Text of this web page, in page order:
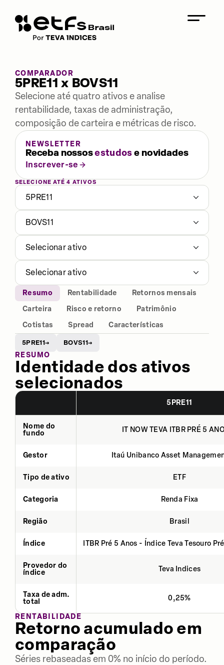
COMPARADOR
5PRE11 x BOVS11
Selecione até quatro ativos e analise
rentabilidade, taxas de administração,
composição de carteira e métricas de risco.
NEWSLETTER
Receba nossosestudose novidades
Inscrever-se
SELECIONE ATÉ 4 ATIVOS
5PRE11
BOVS11
Selecionar ativo
Selecionar ativo
Resumo Rentabilidade
Retornos mensais
Carteira
Risco e retorno
Patrimônio
Cotistas
Spread Características
5PRE11→ BOVS11→
RESUMO
Identidade dos ativos
selecionados
5PRE11
Nome do
fundo
IT NOW TEVA ITBR PRÉ 5
Gestor Itaú Unibanco Asset
Tipo de ativo ETF
Categoria Renda Fixa
Região Brasil
Índice ITBR Pré 5 Anos - Índice Teva Tesouro
Provedor do
índice
Teva Indices
Taxa de adm.
total
0,25%
RENTABILIDADE
Retorno acumulado em
comparação
Séries rebaseadas em 0% no início do período.